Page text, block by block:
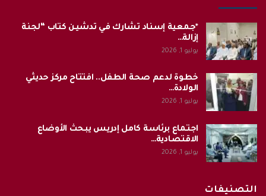
*جمعية إسناد تشارك في تدشين كتاب “لجنة
إزالة…
يوليو 1, 2026
خطوة لدعم صحة الطفل.. افتتاح مركز حديثي
الولادة…
يوليو 1, 2026
اجتماع برئاسة كامل إدريس يبحث الأوضاع
الاقتصادية…
يوليو 1, 2026
التصنيفات